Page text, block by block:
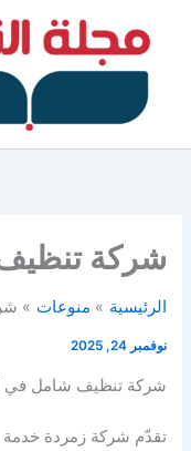
شركة
الرئيسية منوعات
نوفمبر 24, 2025
شركة تنظيف شامل في
تقدّم شركة زمردة